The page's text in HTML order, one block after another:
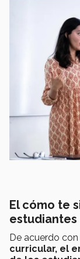
El cómo te
estudiantes
De acuerdo
curricular, el